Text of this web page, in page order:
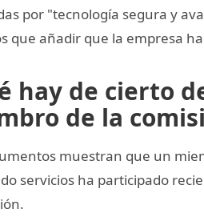
por "tecnología segura y
que añadir que la empresa
hay de cierto
de la
muestran que un
servicios ha participado